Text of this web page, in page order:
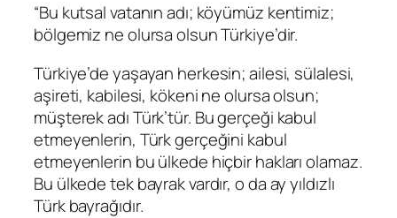
“Bu kutsal vatanın adı; köyümüz kentimiz;
bölgemiz ne olursa olsun Türkiye’dir.
Türkiye’de yaşayan herkesin; ailesi, sülalesi,
aşireti, kabilesi, kökeni ne olursa olsun;
müşterek adı Türk’tür. Bu gerçeği kabul
etmeyenlerin, Türk gerçeğini kabul
etmeyenlerin bu ülkede hiçbir hakları olamaz.
Bu ülkede tek bayrak vardır, o da ay yıldızlı
Türk bayrağıdır.